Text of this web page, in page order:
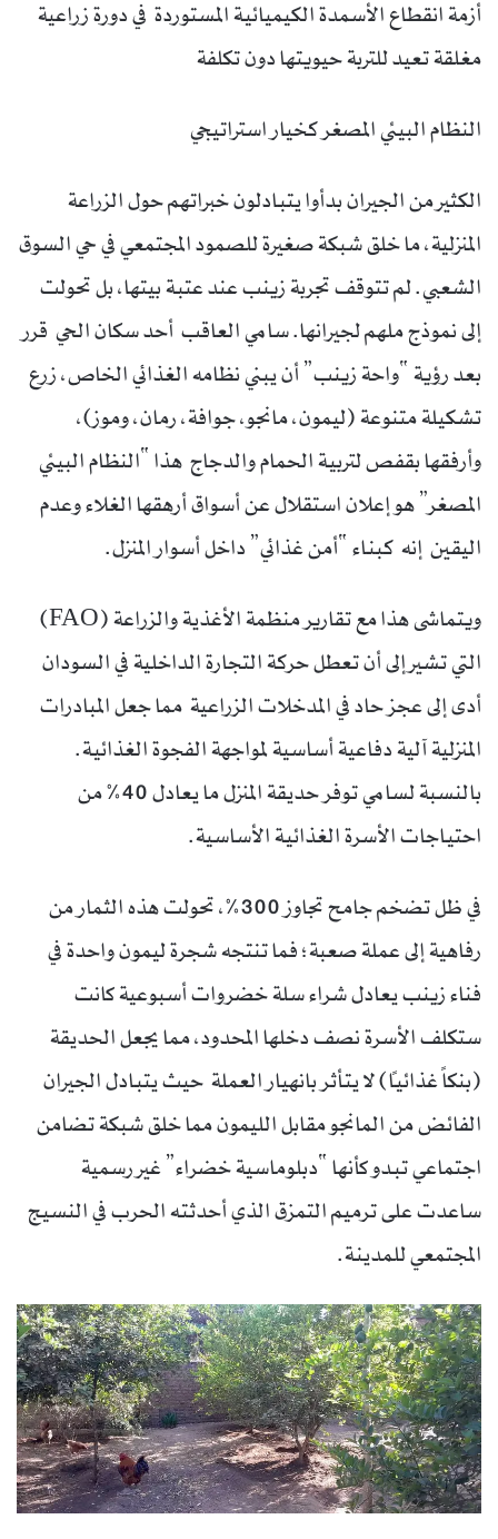
أزمة انقطاع الأسمدة الكيميائية المستوردة في دورة زراعية
مغلقة تعيد للتربة حيويتها دون تكلفة
النظام البيئي المصغر كخيار استراتيجي
الكثير من الجيران بدأوا يتبادلون خبراتهم حول الزراعة
المنزلية، ما خلق شبكة صغيرة للصمود المجتمعي في حي السوق
الشعبي. لم تتوقف تجربة زينب عند عتبة بيتها، بل تحولت
إلى نموذج ملهم لجيرانها. سامي العاقب أحد سكان الحي قرر
بعد رؤية “واحة زينب” أن يبني نظامه الغذائي الخاص، زرع
تشكيلة متنوعة (ليمون، مانجو، جوافة، رمان، وموز)،
وأرفقها بقفص لتربية الحمام والدجاج هذا “النظام البيئي
المصغر” هو إعلان استقلال عن أسواق أرهقها الغلاء وعدم
اليقين إنه كبناء “أمن غذائي” داخل أسوار المنزل.
ويتماشى هذا مع تقارير منظمة الأغذية والزراعة (FAO)
التي تشير إلى أن تعطل حركة التجارة الداخلية في السودان
أدى إلى عجز حاد في المدخلات الزراعية مما جعل المبادرات
المنزلية آلية دفاعية أساسية لمواجهة الفجوة الغذائية.
بالنسبة لسامي توفر حديقة المنزل ما يعادل 40% من
احتياجات الأسرة الغذائية الأساسية.
في ظل تضخم جامح تجاوز 300%، تحولت هذه الثمار من
رفاهية إلى عملة صعبة؛ فما تنتجه شجرة ليمون واحدة في
فناء زينب يعادل شراء سلة خضروات أسبوعية كانت
ستكلف الأسرة نصف دخلها المحدود، مما يجعل الحديقة
(بنكاً غذائياً) لا يتأثر بانهيار العملة حيث يتبادل الجيران
الفائض من المانجو مقابل الليمون مما خلق شبكة تضامن
اجتماعي تبدو كأنها “دبلوماسية خضراء” غير رسمية
ساعدت على ترميم التمزق الذي أحدثته الحرب في النسيج
المجتمعي للمدينة.